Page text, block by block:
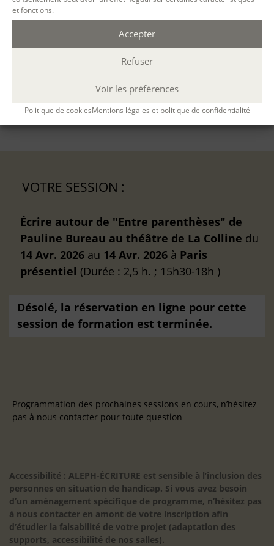
et fonctions.
Accepter
Refuser
Voir les préférences
Politique de cookiesMentions légales et politique de confidentialité
Ouvert à tous
CONTENU
ÉVALUATION
VOTRE SESSION :
Écrire autour de "Entre parenthèses" de
Pauline Bureau au théâtre de La Colline du
14 Avr. 2026 au 14 Avr. 2026 à Paris
présentiel (Durée : 2,5 h. ; 15h30-18h )
Désolé, la réservation en ligne pour cette
session de formation est terminée.
Programmation des prochaines sessions en cours, n’hésitez
pas à nous contacter pour toute question
Accessibilité : ALEPH-ÉCRITURE est sensible à l’inclusion des
personnes en situation de handicap. Si vous avez besoin
d’un aménagement spécifique de programme, n’hésitez pas
à nous contacter en amont de votre inscription afin
d’étudier la faisabilité de votre projet (adaptation des
supports, accessibilité de nos salles).